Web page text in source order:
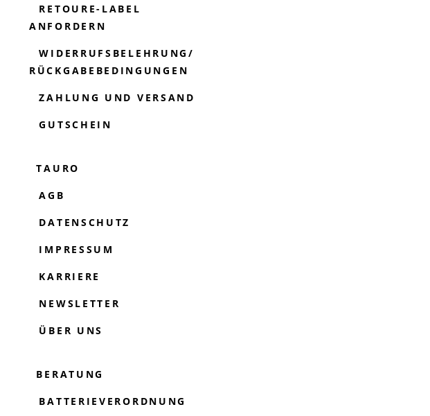
RETOURE-LABEL
ANFORDERN
WIDERRUFSBELEHRUNG/
RÜCKGABEBEDINGUNGEN
ZAHLUNG UND VERSAND
GUTSCHEIN
TAURO
AGB
DATENSCHUTZ
IMPRESSUM
KARRIERE
NEWSLETTER
ÜBER UNS
BERATUNG
BATTERIEVERORDNUNG